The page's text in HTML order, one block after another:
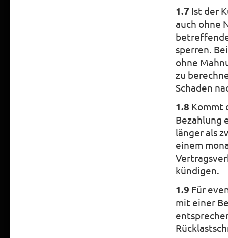
1.7 Ist der
auch ohne
sperren.
ohne
zu
Schaden
1.8 Kommt
Bezahlung
länger als
einem
kündigen.
1.9 Für
mit einer